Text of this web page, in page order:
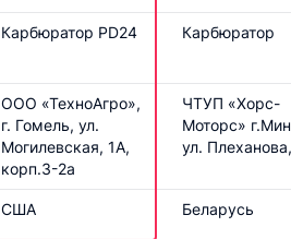
Карбюратор PD24 Карбюратор
ООО «ТехноАгро»,
г. Гомель, ул.
Могилевская, 1А,
корп.3-2а
ЧТУП «Хорс-
Моторс»
ул.
США Беларусь